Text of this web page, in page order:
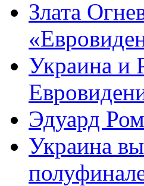
Злата
Украина и
Эдуард
Украина